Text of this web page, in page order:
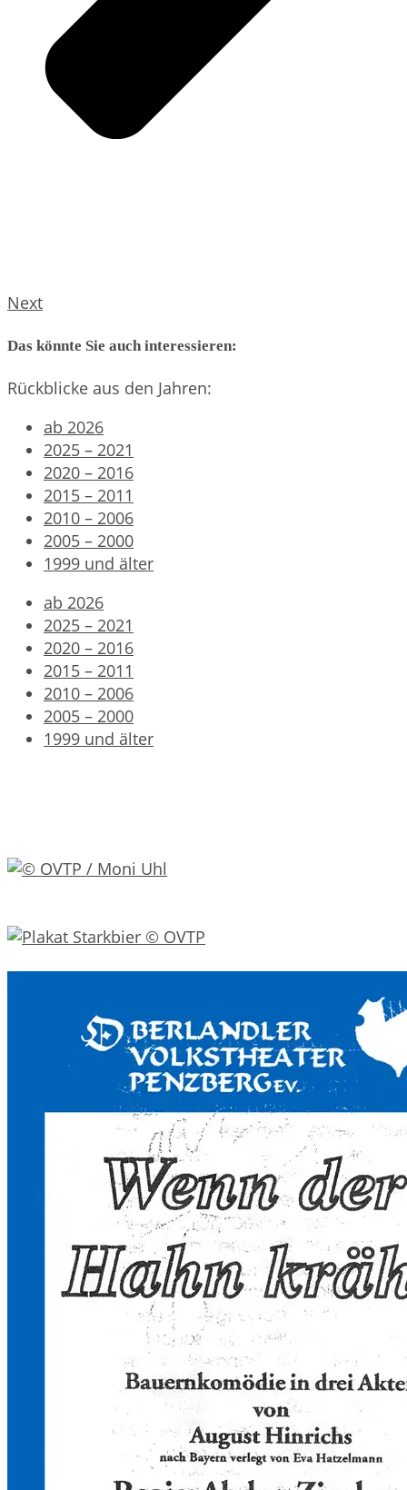
Next
Das könnte Sie auch interessieren:
Rückblicke aus den Jahren:
ab 2026
2025 – 2021
2020 – 2016
2015 – 2011
2010 – 2006
2005 – 2000
1999 und älter
ab 2026
2025 – 2021
2020 – 2016
2015 – 2011
2010 – 2006
2005 – 2000
1999 und älter